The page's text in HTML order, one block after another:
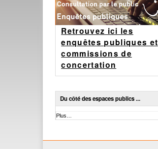
Retrouvez ici les
enquêtes publiques et
commissions de
concertation
Du côté des espaces publics ...
Du
Plus…